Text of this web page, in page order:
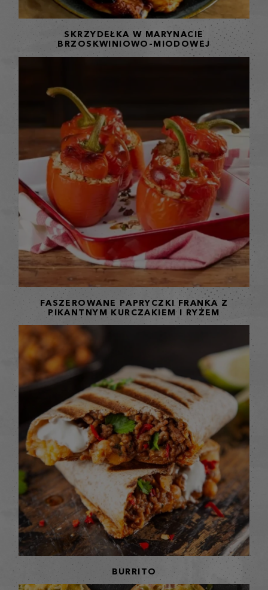
SKRZYDEŁKA W MARYNACIE
BRZOSKWINIOWO-MIODOWEJ
FASZEROWANE PAPRYCZKI FRANKA Z
PIKANTNYM KURCZAKIEM I RYŻEM
BURRITO